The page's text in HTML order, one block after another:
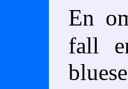
En
fall